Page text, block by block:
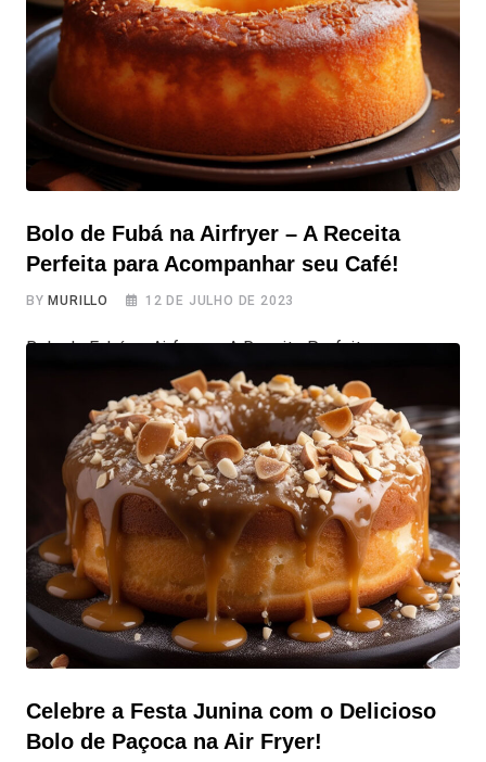
bolo maravilhoso é a combinação da acidez refrescante
do
Bolo de Fubá na Airfryer – A Receita
Perfeita para Acompanhar seu Café!
BY MURILLO 12 DE JULHO DE 2023
Bolo de Fubá na Airfryer – A Receita Perfeita para
Acompanhar seu Café! Quando se trata de preparar
receitas, a Airfryer tem se tornado uma grande estrela
na cozinha. Ela possibilita assar alimentos de forma mais
saudável. E que tal aproveitar essa tecnologia para
preparar um delicioso bolo de fubá na Airfryer? Nesta
receita, vamos
Celebre a Festa Junina com o Delicioso
Bolo de Paçoca na Air Fryer!